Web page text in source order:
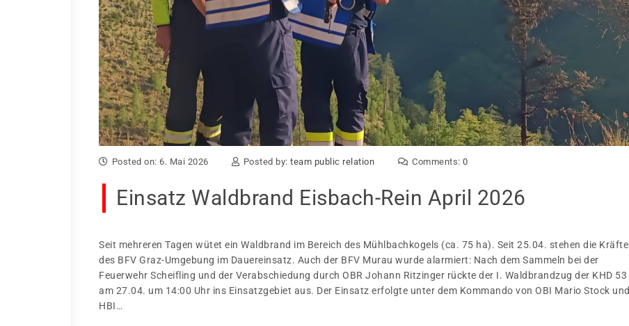
Posted on: 6. Mai 2026 Posted by: team public relation Comments: 0
Einsatz Waldbrand Eisbach-Rein April 2026
Seit mehreren Tagen wütet ein Waldbrand im Bereich des Mühlbachkogels (ca. 75 ha). Seit 25.04. stehen die Kräfte
des BFV Graz-Umgebung im Dauereinsatz. Auch der BFV Murau wurde alarmiert: Nach dem Sammeln bei der
Feuerwehr Scheifling und der Verabschiedung durch OBR Johann Ritzinger rückte der I. Waldbrandzug der KHD 53
am 27.04. um 14:00 Uhr ins Einsatzgebiet aus. Der Einsatz erfolgte unter dem Kommando von OBI Mario Stock und
HBI…